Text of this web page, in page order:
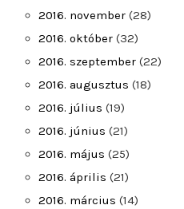
2016. november (28)
2016. október (32)
2016. szeptember (22)
2016. augusztus (18)
2016. július (19)
2016. június (21)
2016. május (25)
2016. április (21)
2016. március (14)